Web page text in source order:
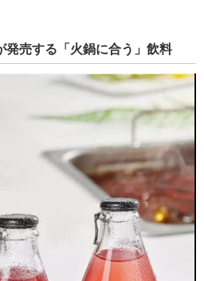
発売する「火鍋に合う」飲料